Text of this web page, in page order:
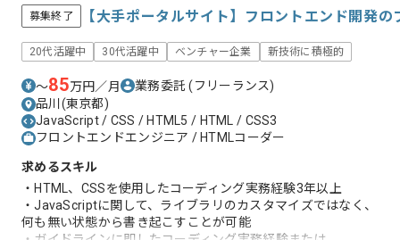
募集終了 【大手ポータルサイト】フロントエンド開発
20代活躍中 30代活躍中 ベンチャー企業 新技術に積極的
〜85万円／月 業務委託(フリーランス)
品川(東京都)
JavaScript / CSS / HTML5 / HTML / CSS3
フロントエンドエンジニア / HTMLコーダー
求めるスキル
・HTML、CSSを使用したコーディング実務経験3年以上
・JavaScriptに関して、ライブラリのカスタマイズではなく、
何も無い状態から書き起こすことが可能